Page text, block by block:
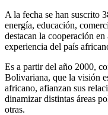
A la fecha se han suscrito
energía, educación,
destacan la cooperación
experiencia del país
Es a partir del año 2000,
Bolivariana, que la visión
africano, afianzan sus
dinamizar distintas áreas
otras.